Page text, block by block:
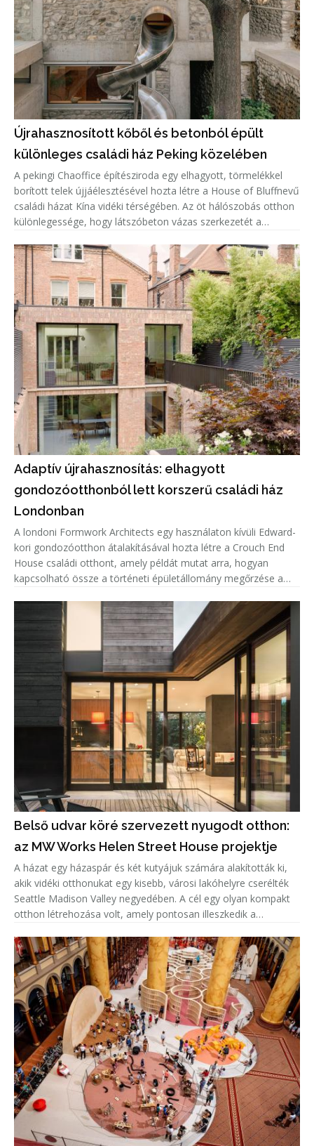
Újrahasznosított kőből és betonból épült
különleges családi ház Peking közelében
A pekingi Chaoffice építésziroda egy elhagyott, törmelékkel
borított telek újjáélesztésével hozta létre a House of Bluffnevű
családi házat Kína vidéki térségében. Az öt hálószobás otthon
különlegessége, hogy látszóbeton vázas szerkezetét a
Adaptív újrahasznosítás: elhagyott
gondozóotthonból lett korszerű családi ház
Londonban
A londoni Formwork Architects egy használaton kívüli Edward-
kori gondozóotthon átalakításával hozta létre a Crouch End
House családi otthont, amely példát mutat arra, hogyan
kapcsolható össze a történeti épületállomány megőrzése a
Belső udvar köré szervezett nyugodt otthon:
az MW Works Helen Street House projektje
A házat egy házaspár és két kutyájuk számára alakították ki,
akik vidéki otthonukat egy kisebb, városi lakóhelyre cserélték
Seattle Madison Valley negyedében. A cél egy olyan kompakt
otthon létrehozása volt, amely pontosan illeszkedik a
és a te